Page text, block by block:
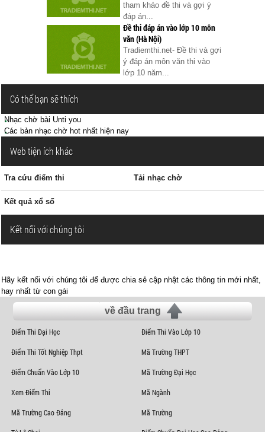
tham khảo đề thi và gợi ý
đáp án...
Đề thi đáp án vào lớp 10 môn
văn (Hà Nội)
Tradiemthi.net- Đề thi và gợi
ý đáp án môn văn thi vào
lớp 10 năm...
Có thể bạn sẽ thích
Nhạc chờ bài Unti you
Các bản nhạc chờ hot nhất hiện nay
Web tiện ích khác
Tra cứu điểm thi Tải nhạc chờ
Kết quả xổ số
Kết nối với chúng tôi
Hãy kết nối với chúng tôi để được chia sẻ cập nhật các thông tin mới nhất,
hay nhất từ con gái
về đầu trang
Điểm Thi Đại Học Điểm Thi Vào Lớp 10
Điểm Thi Tốt Nghiệp Thpt Mã Trường THPT
Điểm Chuẩn Vào Lớp 10 Mã Trường Đại Học
Xem Điểm Thi Mã Ngành
Mã Trường Cao Đẳng Mã Trường